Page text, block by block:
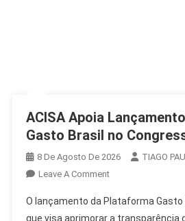
ACISA Apoia
Gasto Brasil no
8 De Agosto De 2026
TIAGO
Leave A CommentOn
Apoia
O lançamento da Plataforma
que visa aprimorar a transparência